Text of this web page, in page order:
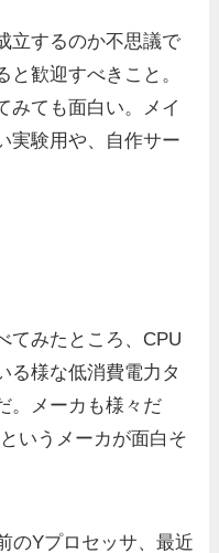
立するのか不思議で
歓迎すべきこと。
みても面白い。メイ
実験用や、自作サー
てみたところ、CPU
る様な低消費電力タ
。メーカも様々だ
いうメーカが面白そ
のYプロセッサ、最近